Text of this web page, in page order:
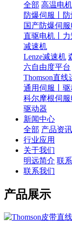
全部 高温电
防爆伺服丨
国产防爆伺
直驱电机丨
减速机
Lenze减速机
六自由度平台
Thomson直线
通用伺服丨驱
科尔摩根伺
驱动器
新闻中心
全部 产品资讯
行业应用
关于我们
明远简介 联
联系我们
产品展示